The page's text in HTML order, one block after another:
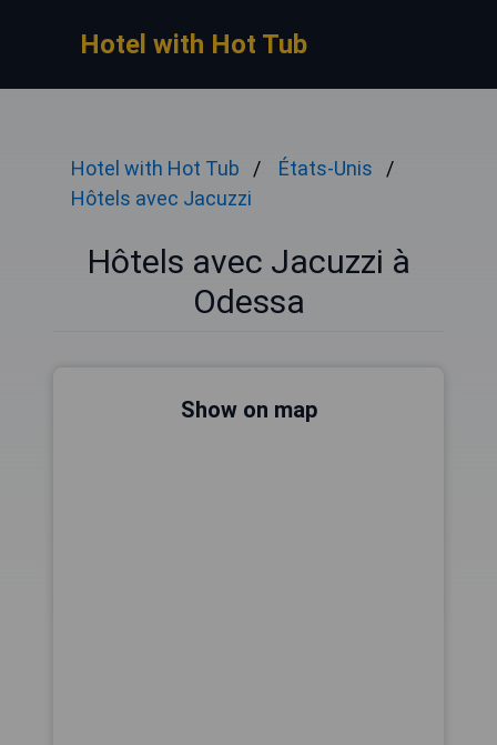
Hotel with Hot Tub
Hotel with Hot Tub
États-Unis
Hôtels avec Jacuzzi
Hôtels avec Jacuzzi à
Odessa
Show on map